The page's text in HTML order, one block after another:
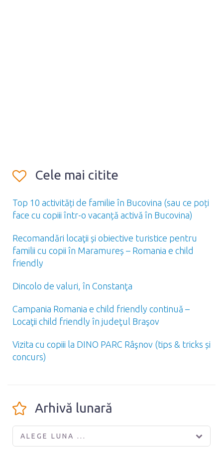
Cele mai citite
Top 10 activități de familie în Bucovina (sau ce poți
face cu copiii într-o vacanță activă în Bucovina)
Recomandări locaţii și obiective turistice pentru
familii cu copii în Maramureș – Romania e child
friendly
Dincolo de valuri, în Constanţa
Campania Romania e child friendly continuă –
Locaţii child friendly în judeţul Braşov
Vizita cu copiii la DINO PARC Râşnov (tips & tricks și
concurs)
Arhivă lunară
ALEGE LUNA ...